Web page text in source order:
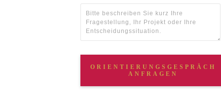
ORIENTIERUNGSGESPRÄCH
ANFRAGEN